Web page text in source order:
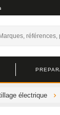
électrique